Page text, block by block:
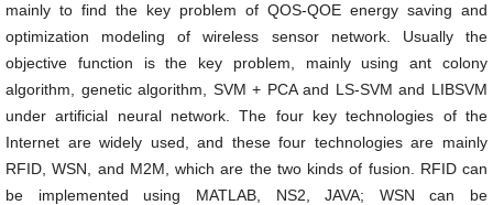
mainly to find the key problem of QOS-QOE energy saving and
optimization modeling of wireless sensor network. Usually the
objective function is the key problem, mainly using ant colony
algorithm, genetic algorithm, SVM + PCA and LS-SVM and LIBSVM
under artificial neural network. The four key technologies of the
Internet are widely used, and these four technologies are mainly
RFID, WSN, and M2M, which are the two kinds of fusion. RFID can
be implemented using MATLAB, NS2, JAVA; WSN can be